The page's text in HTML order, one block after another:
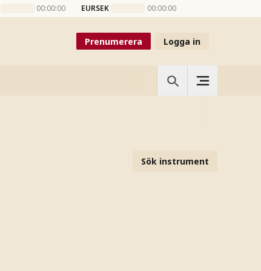
00:00:00 EURSEK 00:00:00
Prenumerera Logga in
Sök instrument